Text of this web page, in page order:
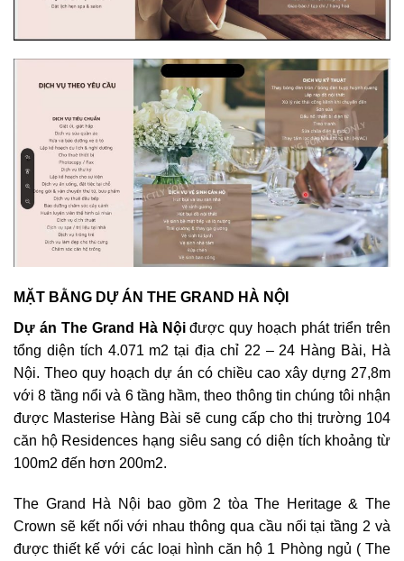
MẶT BẰNG DỰ ÁN THE GRAND HÀ NỘI
Dự án The Grand Hà Nộiđược quy hoạch phát triển trên
tổng diện tích 4.071 m2 tại địa chỉ 22 – 24 Hàng Bài, Hà
Nội. Theo quy hoạch dự án có chiều cao xây dựng 27,8m
với 8 tầng nổi và 6 tầng hầm, theo thông tin chúng tôi nhận
được Masterise Hàng Bài sẽ cung cấp cho thị trường 104
căn hộ Residences hạng siêu sang có diện tích khoảng từ
100m2 đến hơn 200m2.
The Grand Hà Nội bao gồm 2 tòa The Heritage & The
Crown sẽ kết nối với nhau thông qua cầu nối tại tầng 2 và
được thiết kế với các loại hình căn hộ 1 Phòng ngủ ( The